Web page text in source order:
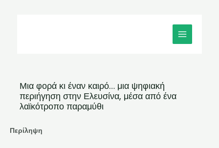
MAIN
MENU
Μια φορά κι έναν καιρό… μια ψηφιακή
περιήγηση στην Ελευσίνα, μέσα από ένα
λαϊκότροπο παραμύθι
Περίληψη